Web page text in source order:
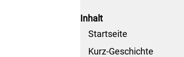
Inhalt
Startseite
Kurz-Geschichte